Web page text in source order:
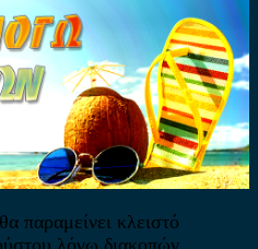
παραμείνει κλειστό